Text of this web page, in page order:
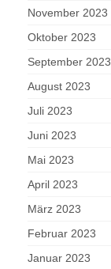
November 2023
Oktober 2023
September 2023
August 2023
Juli 2023
Juni 2023
Mai 2023
April 2023
März 2023
Februar 2023
Januar 2023